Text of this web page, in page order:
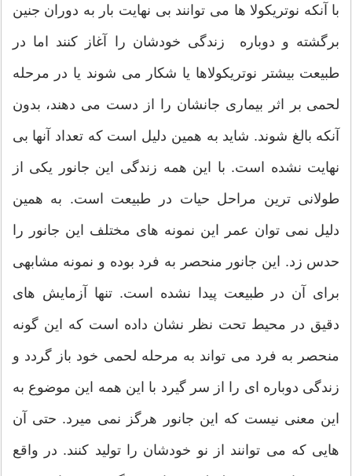
با آنکه نوتریکولا ها می توانند بی نهایت بار به دوران جنین
برگشته و دوباره زندگی خودشان را آغاز کنند اما در
طبیعت بیشتر نوتریکولاها یا شکار می شوند یا در مرحله
لحمی بر اثر بیماری جانشان را از دست می دهند، بدون
آنکه بالغ شوند. شاید به همین دلیل است که تعداد آنها بی
نهایت نشده است. با این همه زندگی این جانور یکی از
طولانی ترین مراحل حیات در طبیعت است. به همین
دلیل نمی توان عمر این نمونه های مختلف این جانور را
حدس زد. این جانور منحصر به فرد بوده و نمونه مشابهی
برای آن در طبیعت پیدا نشده است. تنها آزمایش های
دقیق در محیط تحت نظر نشان داده است که این گونه
منحصر به فرد می تواند به مرحله لحمی خود باز گردد و
زندگی دوباره ای را از سر گیرد با این همه این موضوع به
این معنی نیست که این جانور هرگز نمی میرد. حتی آن
هایی که می توانند از نو خودشان را تولید کنند. در واقع